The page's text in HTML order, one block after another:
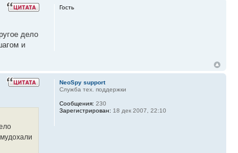
дело
и
Гость
NeoSpy support
Служба тех. поддержки
Сообщения: 230
Зарегистрирован: 18 дек 2007, 22:10